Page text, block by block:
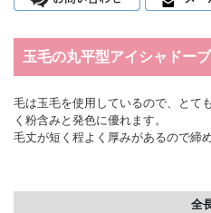
玉毛の丸平型アイシャドー
毛は玉毛を使用しているので、とて
く粉含みと発色に優れます。
毛丈が短く程よく厚みがあるので締
全